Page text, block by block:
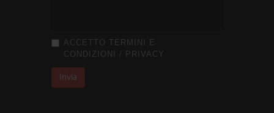
ACCETTO TERMINI E
CONDIZIONI
/ PRIVACY
Invia